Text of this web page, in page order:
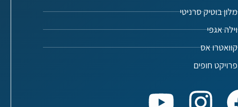
מלון בוטיק סרניטי
וילה אגפי
קוואטרו אס
פרויקט חופים